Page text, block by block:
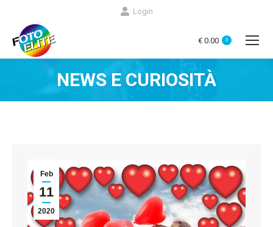
Login
€ 0.00 0
NEWS E CURIOSITÀ
You are here:
Feb
11
2020